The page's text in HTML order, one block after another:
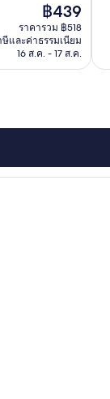
ราคา
ปัจจุบัน
คือ
฿439
฿439
ราคารวม ฿518
และค่าธรรมเนียม
16 ส.ค. - 17 ส.ค.